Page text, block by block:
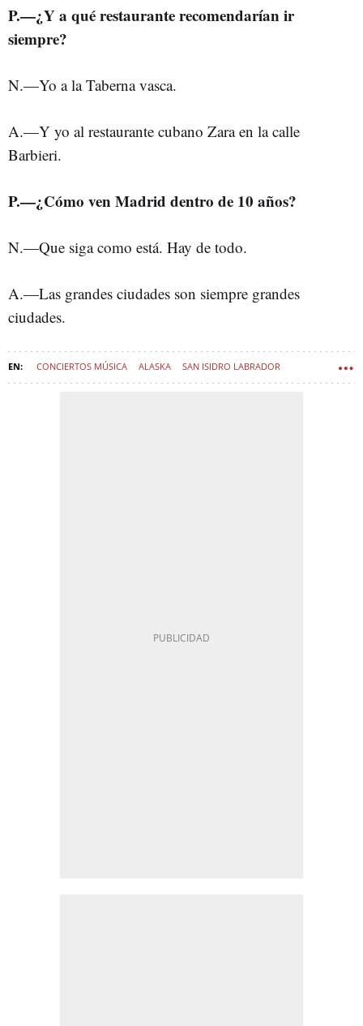
P.—¿Y a qué restaurante recomendarían ir
siempre?
N.—Yo a la Taberna vasca.
A.—Y yo al restaurante cubano Zara en la calle
Barbieri.
P.—¿Cómo ven Madrid dentro de 10 años?
N.—Que siga como está. Hay de todo.
A.—Las grandes ciudades son siempre grandes
ciudades.
CONCIERTOS MÚSICA ALASKA SAN ISIDRO LABRADOR